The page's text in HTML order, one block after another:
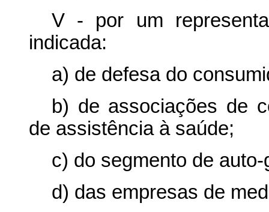
V - por um
indicada:
a) de defesa do
b) de associações de
de assistência à saúde;
c) do segmento de
d) das empresas de